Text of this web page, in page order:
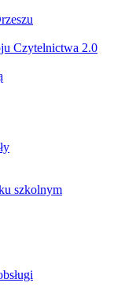
Czytelnictwa 2.0
szkolnym